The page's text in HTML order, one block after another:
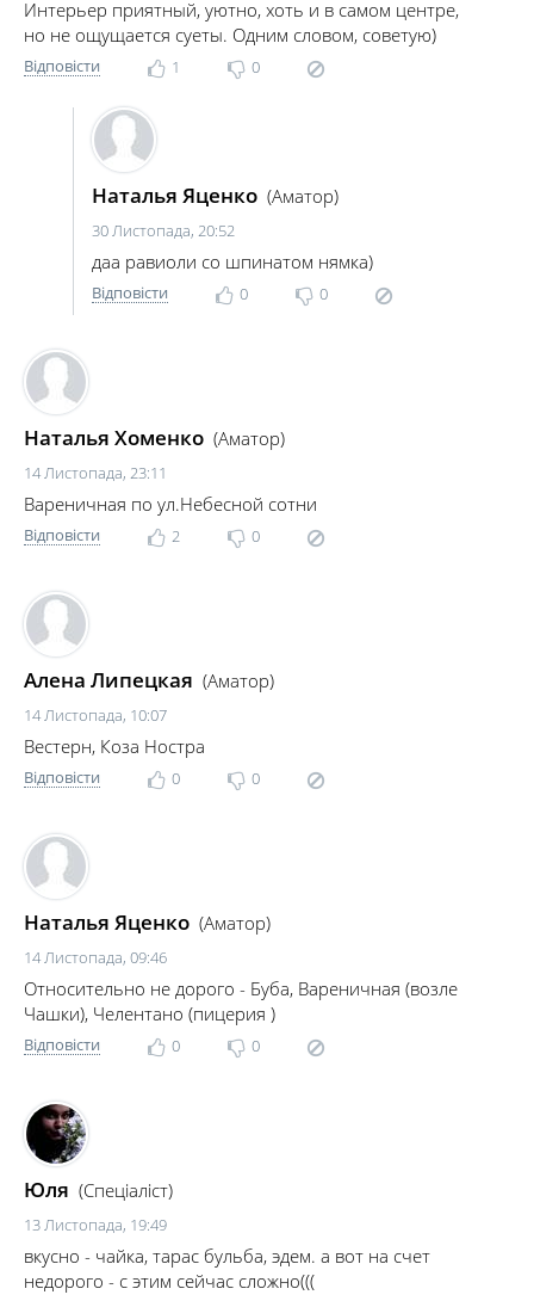
Интерьер приятный, уютно, хоть и в самом центре,
но не ощущается суеты. Одним словом, советую)
Відповісти 1 0
Наталья Яценко (Аматор)
30 Листопада, 20:52
даа равиоли со шпинатом нямка)
Відповісти 0 0
Наталья Хоменко (Аматор)
14 Листопада, 23:11
Вареничная по ул.Небесной сотни
Відповісти 2 0
Алена Липецкая (Аматор)
14 Листопада, 10:07
Вестерн, Коза Ностра
Відповісти 0 0
Наталья Яценко (Аматор)
14 Листопада, 09:46
Относительно не дорого - Буба, Вареничная (возле
Чашки), Челентано (пицерия )
Відповісти 0 0
Юля (Спеціаліст)
13 Листопада, 19:49
вкусно - чайка, тарас бульба, эдем. а вот на счет
недорого - с этим сейчас сложно(((